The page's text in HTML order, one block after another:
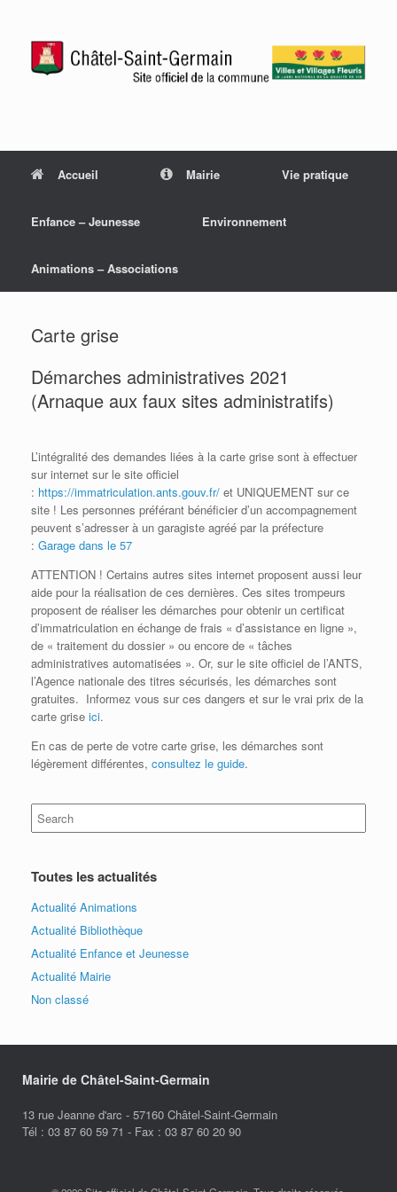
Accueil Mairie Vie pratique
Enfance – Jeunesse Environnement
Animations – Associations
Carte grise
Démarches administratives 2021
(Arnaque aux faux sites administratifs)
L’intégralité des demandes liées à la carte grise sont à effectuer
sur internet sur le site officiel
: https://immatriculation.ants.gouv.fr/ et UNIQUEMENT sur ce
site ! Les personnes préférant bénéficier d’un accompagnement
peuvent s’adresser à un garagiste agréé par la préfecture
: Garage dans le 57
ATTENTION ! Certains autres sites internet proposent aussi leur
aide pour la réalisation de ces dernières. Ces sites trompeurs
proposent de réaliser les démarches pour obtenir un certificat
d’immatriculation en échange de frais « d’assistance en ligne »,
de « traitement du dossier » ou encore de « tâches
administratives automatisées ». Or, sur le site officiel de l’ANTS,
l’Agence nationale des titres sécurisés, les démarches sont
gratuites. Informez vous sur ces dangers et sur le vrai prix de la
carte grise ici.
En cas de perte de votre carte grise, les démarches sont
légèrement différentes, consultez le guide.
Search
for:
Toutes les actualités
Actualité Animations
Actualité Bibliothèque
Actualité Enfance et Jeunesse
Actualité Mairie
Non classé
Mairie de Châtel-Saint-Germain
13 rue Jeanne d'arc - 57160 Châtel-Saint-Germain
Tél : 03 87 60 59 71 - Fax : 03 87 60 20 90